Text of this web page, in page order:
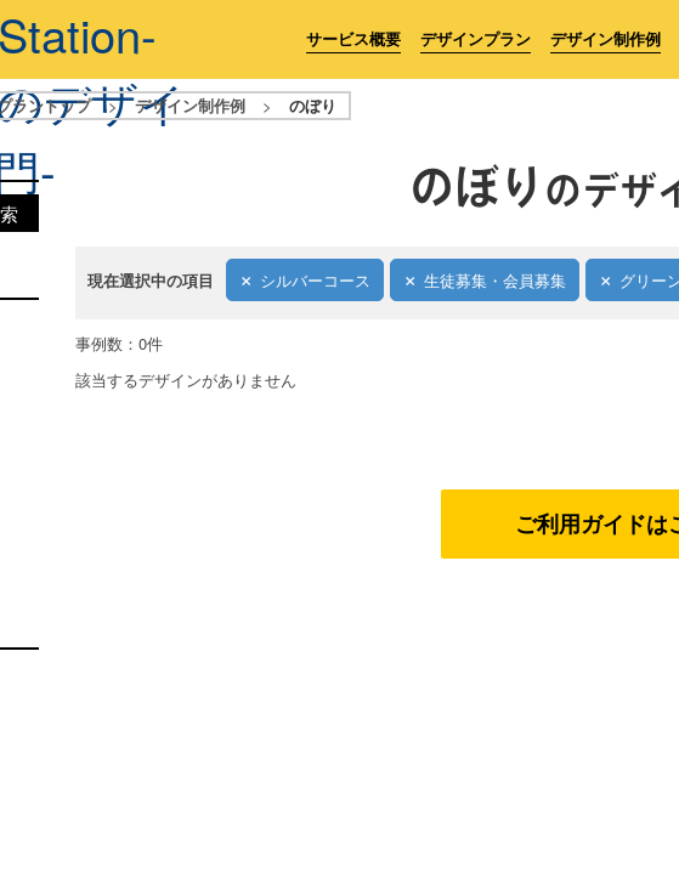
サービス概要 デザインプラン デザイン制作例
ラントップ > デザイン制作例 > のぼり
のぼり のデザ
現在選択中の項目 シルバーコース 生徒募集・会員募集 グリー
事例数：0件
該当するデザインがありません
ご利用ガイドは